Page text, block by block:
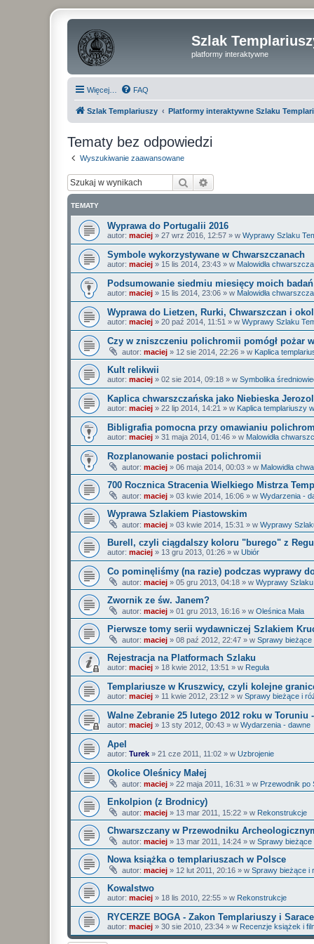
Szlak
platformy interaktywne
Więcej… FAQ
Szlak Templariuszy Platformy interaktywne Szlaku
Tematy bez odpowiedzi
Wyszukiwanie zaawansowane
Szukaj
TEMATY
Wyprawa do Portugalii 2016
autor: maciej » 27 wrz 2016, 12:57 » w Wyprawy Szlaku
Symbole wykorzystywane w Chwarszczanach
autor: maciej » 15 lis 2014, 23:43 » w Malowidła
Podsumowanie siedmiu miesięcy moich
autor: maciej » 15 lis 2014, 23:06 » w Malowidła
Wyprawa do Lietzen, Rurki, Chwarszczan i
autor: maciej » 20 paź 2014, 11:51 » w Wyprawy Szlaku
Czy w zniszczeniu polichromii pomógł pożar
autor: maciej » 12 sie 2014, 22:26 » w Kaplica
Kult relikwii
autor: maciej » 02 sie 2014, 09:18 » w Symbolika
Kaplica chwarszczańska jako Niebieska
autor: maciej » 22 lip 2014, 14:21 » w Kaplica templariuszy
Bibligrafia pomocna przy omawianiu
autor: maciej » 31 maja 2014, 01:46 » w Malowidła
Rozplanowanie postaci polichromii
autor: maciej » 06 maja 2014, 00:03 » w Malowidła
700 Rocznica Stracenia Wielkiego Mistrza
autor: maciej » 03 kwie 2014, 16:06 » w Wydarzenia -
Wyprawa Szlakiem Piastowskim
autor: maciej » 03 kwie 2014, 15:31 » w Wyprawy
Burell, czyli ciągdalszy koloru "burego" z
autor: maciej » 13 gru 2013, 01:26 » w Ubiór
Co pominęliśmy (na razie) podczas wyprawy
autor: maciej » 05 gru 2013, 04:18 » w Wyprawy
Zwornik ze św. Janem?
autor: maciej » 01 gru 2013, 16:16 » w Oleśnica Mała
Pierwsze tomy serii wydawniczej Szlakiem
autor: maciej » 08 paź 2012, 22:47 » w Sprawy bieżące
Rejestracja na Platformach Szlaku
autor: maciej » 18 kwie 2012, 13:51 » w Reguła
Templariusze w Kruszwicy, czyli kolejne
autor: maciej » 11 kwie 2012, 23:12 » w Sprawy bieżące i
Walne Zebranie 25 lutego 2012 roku w Toruniu
autor: maciej » 13 sty 2012, 00:43 » w Wydarzenia - dawne
Apel
autor: Turek » 21 cze 2011, 11:02 » w Uzbrojenie
Okolice Oleśnicy Małej
autor: maciej » 22 maja 2011, 16:31 » w Przewodnik po
Enkolpion (z Brodnicy)
autor: maciej » 13 mar 2011, 15:22 » w Rekonstrukcje
Chwarszczany w Przewodniku
autor: maciej » 13 mar 2011, 14:24 » w Sprawy bieżące
Nowa książka o templariuszach w Polsce
autor: maciej » 12 lut 2011, 20:16 » w Sprawy bieżące i
Kowalstwo
autor: maciej » 18 lis 2010, 22:55 » w Rekonstrukcje
RYCERZE BOGA - Zakon Templariuszy i
autor: maciej » 30 sie 2010, 23:34 » w Recenzje książek i